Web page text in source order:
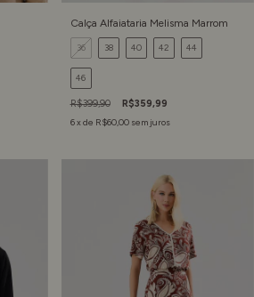
Calça Alfaiataria Melisma Marrom
36 38 40 42 44
46
R$399,90
R$359,99
6x de R$60,00 sem juros